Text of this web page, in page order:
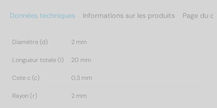
Données techniques Informations sur les produits Page du
Diamètre (d) 2 mm
Longueur totale (l) 20 mm
Cote c (c) 0,3 mm
Rayon (r) 2 mm